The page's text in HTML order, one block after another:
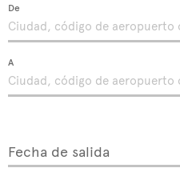
De
A
Fecha de salida